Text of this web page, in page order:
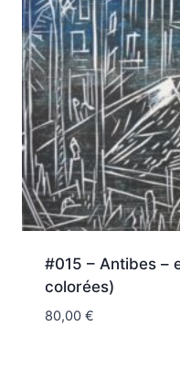
#015 – Antibes –
colorées)
80,00 €